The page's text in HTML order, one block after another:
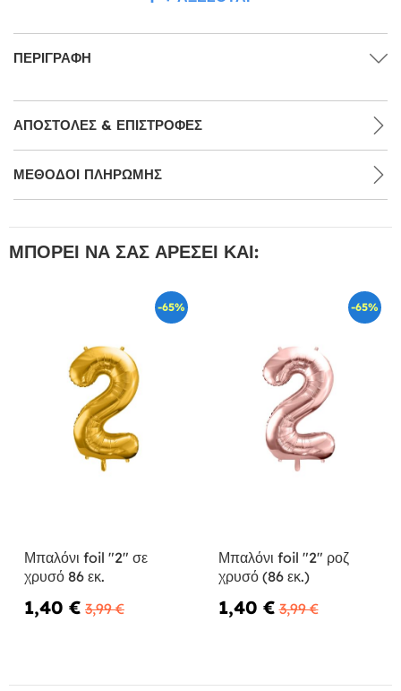
ΠΕΡΙΓΡΑΦΉ
ΑΠΟΣΤΟΛΈΣ & ΕΠΙΣΤΡΟΦΈΣ
ΜΕΘΌΔΟΙ ΠΛΗΡΩΜΉΣ
ΜΠΟΡΕΊ ΝΑ ΣΑΣ ΑΡΈΣΕΙ ΚΑΙ:
-65%
Μπαλόνι foil "2" σε
χρυσό 86 εκ.
1,40 € 3,99 €
-65%
Μπαλόνι foil "2" ροζ
χρυσό (86 εκ.)
1,40 € 3,99 €